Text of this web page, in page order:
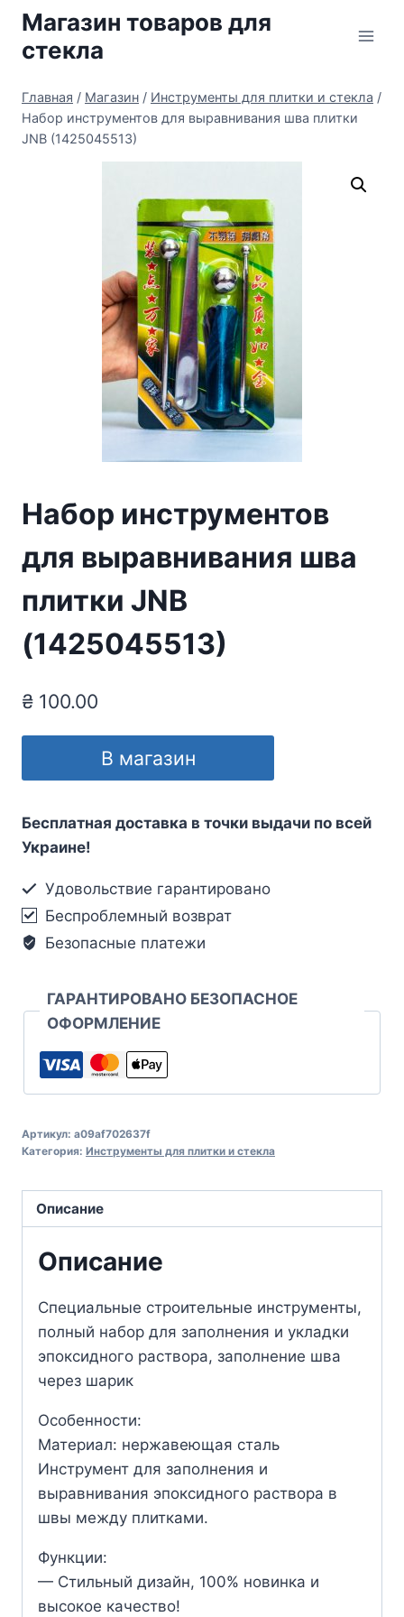
Перейти
содержимому
Магазин товаров для
стекла
Главная / Магазин / Инструменты для плитки и стекла /
Набор инструментов для выравнивания шва плитки
JNB (1425045513)
Набор инструментов
для выравнивания шва
плитки JNB
(1425045513)
₴ 100.00
В магазин
Бесплатная доставка в точки выдачи по всей
Украине!
Удовольствие гарантировано
Беспроблемный возврат
Безопасные платежи
ГАРАНТИРОВАНО БЕЗОПАСНОЕ
ОФОРМЛЕНИЕ
Артикул: a09af702637f
Категория: Инструменты для плитки и стекла
Описание
Описание
Специальные строительные инструменты,
полный набор для заполнения и укладки
эпоксидного раствора, заполнение шва
через шарик
Особенности:
Материал: нержавеющая сталь
Инструмент для заполнения и
выравнивания эпоксидного раствора в
швы между плитками.
Функции:
— Стильный дизайн, 100% новинка и
высокое качество!